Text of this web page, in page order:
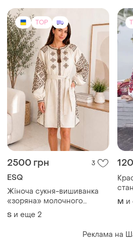
TOP
2500 грн 3
ESQ
Жіноча сукня-вишиванка
«зоряна» молочного
кольору на льоні
S и еще 2
M и
Реклама на